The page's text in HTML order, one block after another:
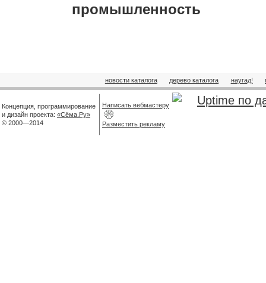
промышленность
новости каталога дерево каталога наугад!
Концепция, программирование
и дизайн проекта: «Сёма.Ру»
© 2000—2014
Написать вебмастеру
Разместить рекламу